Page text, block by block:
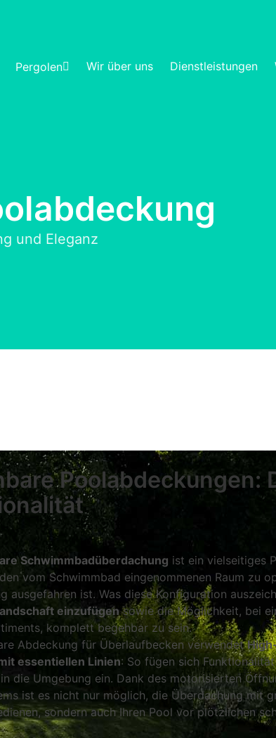
Pergolen Wir über uns Dienstleistungen
und Eleganz
Poolabdeckungen:
Schwimmbadüberdachung ist ein vielseitiges
vom Schwimmbad eingenommenen Raum zu
ausgefahren ist. Was diese Konfiguration
einzufügensowie die Möglichkeit, bei
komplett begehbar zu sein.
Abdeckung für Überlaufbecken verwendet
essentiellen Linien: So fügen sich
die Umgebung ein. Dank des motorisierten
ist es nicht nur möglich, die Überdachung mit
sondern auch Ihren Pool vor plötzlichen